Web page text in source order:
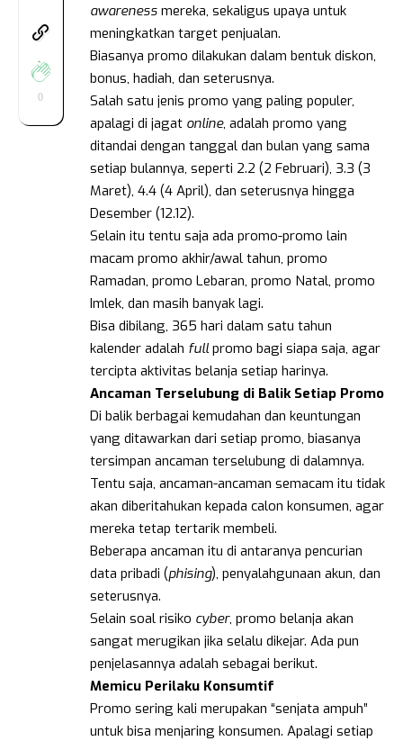
0
awareness mereka, sekaligus upaya untuk
meningkatkan target penjualan.
Biasanya promo dilakukan dalam bentuk diskon,
bonus, hadiah, dan seterusnya.
Salah satu jenis promo yang paling populer,
apalagi di jagat online, adalah promo yang
ditandai dengan tanggal dan bulan yang sama
setiap bulannya, seperti 2.2 (2 Februari), 3.3 (3
Maret), 4.4 (4 April), dan seterusnya hingga
Desember (12.12).
Selain itu tentu saja ada promo-promo lain
macam promo akhir/awal tahun, promo
Ramadan, promo Lebaran, promo Natal, promo
Imlek, dan masih banyak lagi.
Bisa dibilang, 365 hari dalam satu tahun
kalender adalah fullpromo bagi siapa saja, agar
tercipta aktivitas belanja setiap harinya.
Ancaman Terselubung di Balik Setiap Promo
Di balik berbagai kemudahan dan keuntungan
yang ditawarkan dari setiap promo, biasanya
tersimpan ancaman terselubung di dalamnya.
Tentu saja, ancaman-ancaman semacam itu tidak
akan diberitahukan kepada calon konsumen, agar
mereka tetap tertarik membeli.
Beberapa ancaman itu di antaranya pencurian
data pribadi (phising), penyalahgunaan akun, dan
seterusnya.
Selain soal risiko cyber, promo belanja akan
sangat merugikan jika selalu dikejar. Ada pun
penjelasannya adalah sebagai berikut.
Memicu Perilaku Konsumtif
Promo sering kali merupakan “senjata ampuh”
untuk bisa menjaring konsumen. Apalagi setiap